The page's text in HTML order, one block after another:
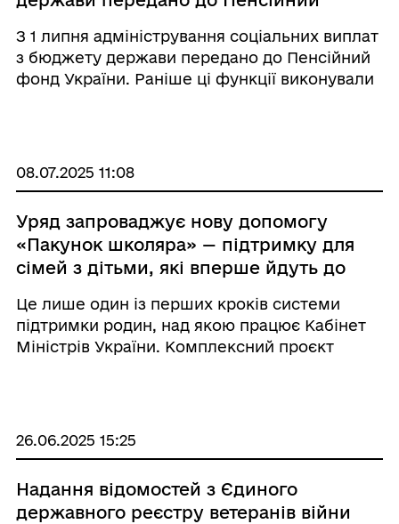
З 1 липня адміністрування соціальних виплат
з бюджету держави передано до Пенсійний
фонд України. Раніше ці функції виконували
(№№ ...
08.07.2025 11:08
Уряд запроваджує нову допомогу
«Пакунок школяра» — підтримку для
сімей з дітьми, які вперше йдуть до
Це лише один із перших кроків системи
підтримки родин, над якою працює Кабінет
Міністрів України. Комплексний проєкт
України з підтри ...
26.06.2025 15:25
Надання відомостей з Єдиного
державного реєстру ветеранів війни